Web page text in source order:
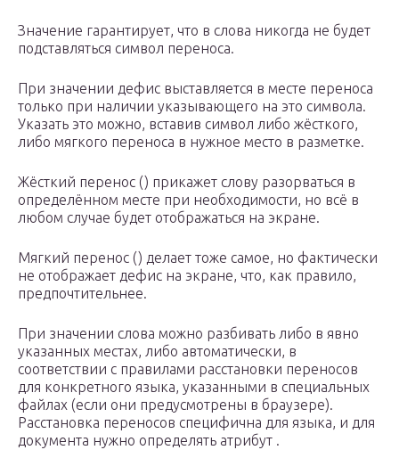
Значение гарантирует, что в слова никогда не будет
подставляться символ переноса.
При значении дефис выставляется в месте переноса
только при наличии указывающего на это символа.
Указать это можно, вставив символ либо жёсткого,
либо мягкого переноса в нужное место в разметке.
Жёсткий перенос () прикажет слову разорваться в
определённом месте при необходимости, но всё в
любом случае будет отображаться на экране.
Мягкий перенос () делает тоже самое, но фактически
не отображает дефис на экране, что, как правило,
предпочтительнее.
При значении слова можно разбивать либо в явно
указанных местах, либо автоматически, в
соответствии с правилами расстановки переносов
для конкретного языка, указанными в специальных
файлах (если они предусмотрены в браузере).
Расстановка переносов специфична для языка, и для
документа нужно определять атрибут .